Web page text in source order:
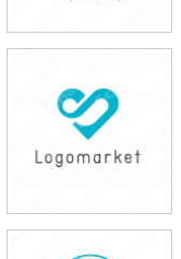
49,800円
(税込54,780円)